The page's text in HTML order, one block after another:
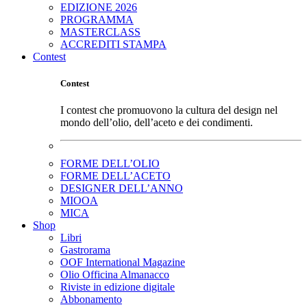
EDIZIONE 2026
PROGRAMMA
MASTERCLASS
ACCREDITI STAMPA
Contest
Contest
I contest che promuovono la cultura del design nel
mondo dell’olio, dell’aceto e dei condimenti.
FORME DELL’OLIO
FORME DELL’ACETO
DESIGNER DELL’ANNO
MIOOA
MICA
Shop
Libri
Gastrorama
OOF International Magazine
Olio Officina Almanacco
Riviste in edizione digitale
Abbonamento